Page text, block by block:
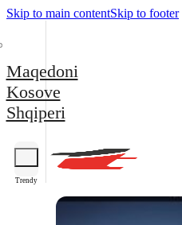
Skip to main contentSkip to footer
Maqedoni
Kosove
Shqiperi
Trendy